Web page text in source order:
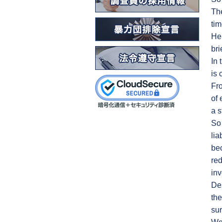
In
is
of
a